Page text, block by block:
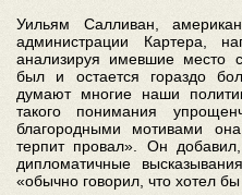
Уильям Салливан,
администрации Картера,
анализируя имевшие место
был и остается гораздо
думают многие наши
такого понимания
благородными мотивами
терпит провал». Он
дипломатичные
«обычно говорил, что хотел